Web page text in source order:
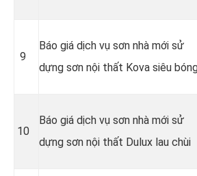
9
Báo giá dịch vụ sơn nhà mới sử
dựng sơn nội thất Kova siêu
10
Báo giá dịch vụ sơn nhà mới sử
dựng sơn nội thất Dulux lau chùi